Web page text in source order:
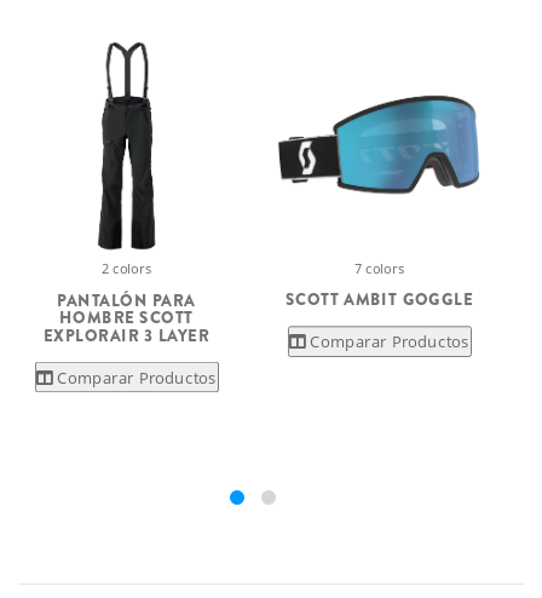
2 colors
PANTALÓN PARA
HOMBRE SCOTT
EXPLORAIR 3 LAYER
Comparar Productos
7 colors
SCOTT AMBIT GOGGLE
Comparar Productos